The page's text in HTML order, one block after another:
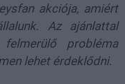
akciója, amiért
Az ajánlattal
probléma
lehet érdeklődni.